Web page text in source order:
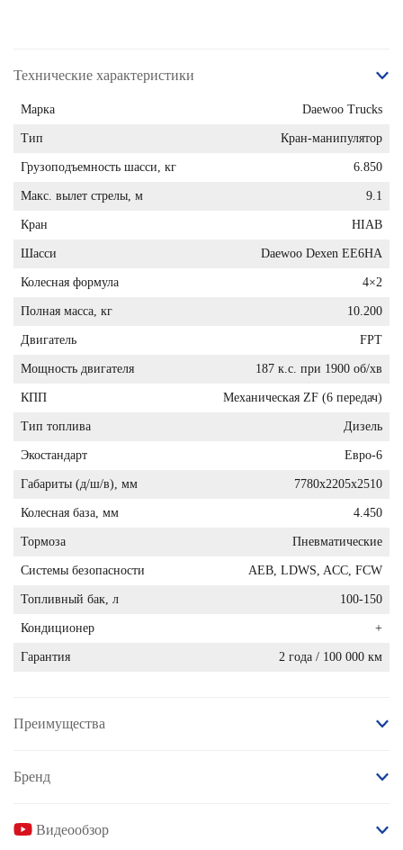
Технические характеристики
Марка Daewoo Trucks
Тип Кран-манипулятор
Грузоподъемность шасси, кг 6.850
Макс. вылет стрелы, м 9.1
Кран HIAB
Шасси Daewoo Dexen EE6HA
Колесная формула 4×2
Полная масса, кг 10.200
Двигатель FPT
Мощность двигателя 187 к.с. при 1900 об/хв
КПП Механическая ZF (6 передач)
Тип топлива Дизель
Экостандарт Евро-6
Габариты (д/ш/в), мм 7780x2205x2510
Колесная база, мм 4.450
Тормоза Пневматические
Системы безопасности AEB, LDWS, ACC, FCW
Топливный бак, л 100-150
Кондиционер +
Гарантия 2 года / 100 000 км
Преимущества
Бренд
Видеообзор